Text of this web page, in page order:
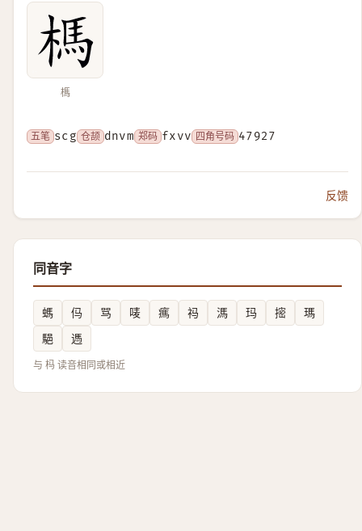
榪
五笔 scg 仓颉 dnvm 郑码 fxvv 四角号码 47927
反馈
同音字
螞 㐷 骂 唛 㾺 祃 溤 玛 㨸
瑪
䣖
遤
与 杩 读音相同或相近